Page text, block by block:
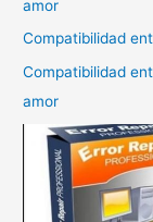
amor
Compatibilidad
Compatibilidad
amor